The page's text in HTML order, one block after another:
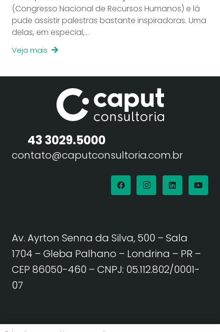
(Congresso Nacional de Recursos Humanos) e lá
pude assistir palestras bastante inspiradoras. Uma
delas, em especial,…
Veja mais
43 3029.5000
contato@caputconsultoria.com.br
Av. Ayrton Senna da Silva, 500 – Sala
1704 – Gleba Palhano – Londrina – PR –
CEP 86050-460 – CNPJ: 05.112.802/0001-
07